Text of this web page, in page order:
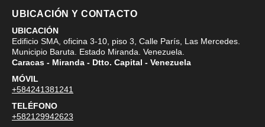
UBICACIÓN Y CONTACTO
UBICACIÓN
Edificio SMA, oficina 3-10, piso 3, Calle París, Las Mercedes.
Municipio Baruta. Estado Miranda. Venezuela.
Caracas - Miranda - Dtto. Capital - Venezuela
MÓVIL
+584241381241
TELÉFONO
+582129942623